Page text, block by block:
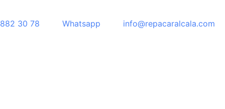
30 78 Whatsapp info@repacaralcala.com